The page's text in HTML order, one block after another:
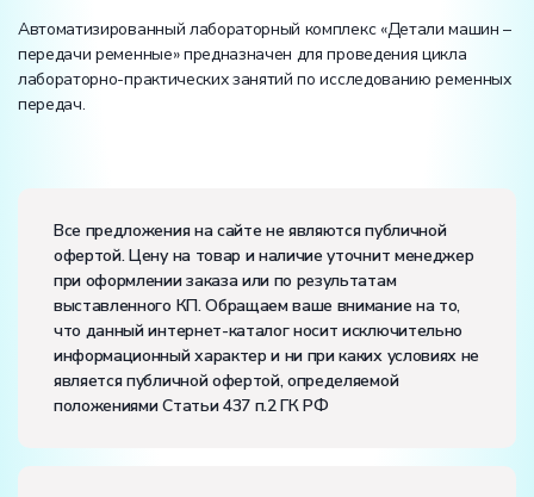
Автоматизированный лабораторный комплекс «Детали машин –
передачи ременные» предназначен для проведения цикла
лабораторно-практических занятий по исследованию ременных
передач.
Потребляемая мощность, В·А:700
Электропитание:
напряжение, В:220
частота, Гц:50
Класс защиты от поражения электрическим током:
Диапазон рабочих температур, ˚С:+10…+35
Влажность, %:до 80
Все предложения на сайте не являются публичной
офертой. Цену на товар и наличие уточнит менеджер
при оформлении заказа или по результатам
выставленного КП. Обращаем ваше внимание на то,
что данный интернет-каталог носит исключительно
информационный характер и ни при каких условиях не
является публичной офертой, определяемой
положениями Статьи 437 п.2 ГК РФ